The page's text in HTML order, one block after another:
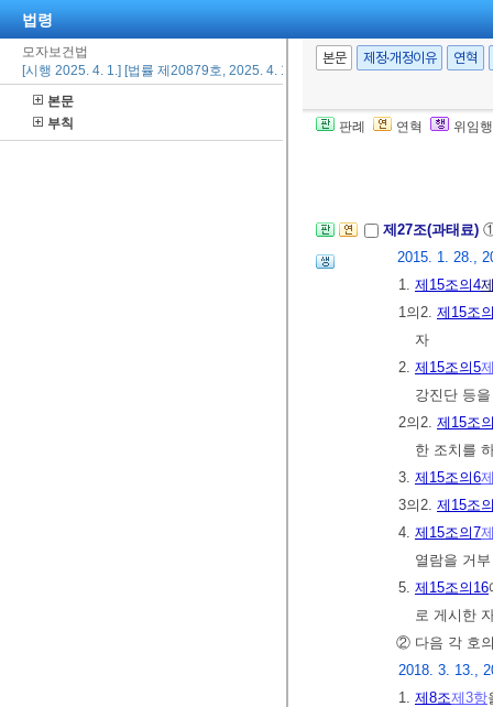
법령
모자보건법
[시행 2025. 4. 1.] [법률 제20879호, 2025. 4. 1., 일부개정]
본문
부칙
본문 제정·개정이유 연혁
판례 연혁 위임
제26조의2(양벌
문의 벌금형을
당한 주의와
제27조(과태료)
2015. 1. 28.,
1. 제15조의4
1의2. 제15조
자
2. 제15조의5
강진단 등
2의2. 제15조
한 조치를
3. 제15조의6
3의2. 제15조
4. 제15조의7
열람을 거
5. 제15조의16
로 게시한
② 다음 각 호
2018. 3. 13.,
1. 제8조제3항